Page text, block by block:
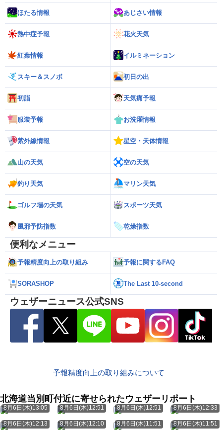
ほたる情報 あじさい情報
熱中症予報 花火天気
紅葉情報 イルミネーション
スキー＆スノボ 初日の出
初詣 天気痛予報
服装予報 お洗濯情報
紫外線情報 星空・天体情報
山の天気 空の天気
釣り天気 マリン天気
ゴルフ場の天気 スポーツ天気
風邪予防指数 乾燥指数
便利なメニュー
予報精度向上の取り組み 予報に関するFAQ
SORASHOP The Last 10-second
ウェザーニュース公式SNS
予報精度向上の取り組みについて
北海道当別町付近に寄せられたウェザーリポート
8月6日(木)13:05 8月6日(木)12:51 8月6日(木)12:51 8月6日(木)12:33
8月6日(木)12:13 8月6日(木)12:10 8月6日(木)11:51 8月6日(木)11:51